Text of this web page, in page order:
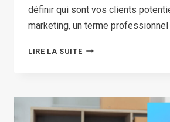
définir qui sont vos clients
marketing, un terme
LIRE LA SUITESECRETS
PUBLIC
CIBLE :